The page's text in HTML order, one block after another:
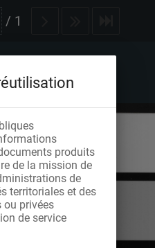
/ 1
produits
de la mission de
de
territoriales et des
ou privées
de service